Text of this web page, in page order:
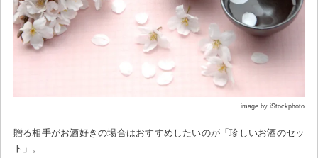
image by iStockphoto
贈る相手がお酒好きの場合はおすすめしたいのが「珍しいお酒のセッ
ト」。